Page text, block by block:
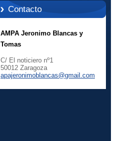
Contacto
AMPA Jeronimo Blancas y
Tomas
C/ El noticiero nº1
50012 Zaragoza
apajeronimoblancas@gmail .com